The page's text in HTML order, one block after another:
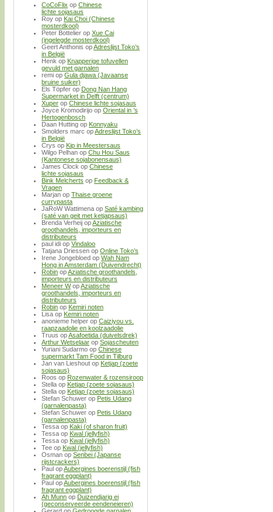
CoCoFlix op Chinese
lichte sojasaus
Roy op Kai Choi (Chinese
mosterdkool)
Peter Bottelier op Xue Cai
(ingelegde mosterdkool)
Geert Anthonis opAdreslijst Toko’s
in België
Henk op Knapperige tofuvellen
gevuld met garnalen
remi op Gula djawa (Javaanse
bruine suiker)
Els Töpfer op Dong Nan Hang
Supermarket in Delft (centrum)
Xuper op Chinese lichte sojasaus
Joyce Kromodirijo op Oriental in ’s
Hertogenbosch
Daan Hutting op Konnyaku
Smolders marc opAdreslijst Toko’s
in België
Crys op Kip in Meestersaus
Wilgo Pelhan op Chu Hou Saus
(Kantonese sojabonensaus)
James Clock op Chinese
lichte sojasaus
Bink Melcherts op Feedback &
Vragen
Marjan op Thaise groene
currypasta
JaRoW Wattimena op Saté kambing
(saté van geit met ketjapsaus)
Brenda Verheij opAziatische
groothandels, importeurs en
distributeurs
paul idi op Vindaloo
Tatjana Driessen op Online Toko’s
Irene Jongebloed op Wah Nam
Hong in Amsterdam (Duivendrecht)
Robin opAziatische groothandels,
importeurs en distributeurs
Meneer WopAziatische
groothandels, importeurs en
distributeurs
Robin op Kemiri noten
Lisa op Kemiri noten
anonieme helper op Caiziyou vs.
raapzaadolie en koolzaadolie
Truus opAsafoetida (duivelsdrek)
Arthur Wetselaar op Sojascheuten
Yuriani Sudarmo op Chinese
supermarkt Tam Food in Tilburg
Jan van Lieshout op Ketjap (zoete
sojasaus)
Roos op Rozenwater & rozensiroop
Stella op Ketjap (zoete sojasaus)
Stella op Ketjap (zoete sojasaus)
Stefan Schuwer op Petis Udang
(garnalenpasta)
Stefan Schuwer op Petis Udang
(garnalenpasta)
Tessa op Kaki (of sharon fruit)
Tessa op Kwal (jellyfish)
Tessa op Kwal (jellyfish)
Tee op Kwal (jellyfish)
Osman op Senbei (Japanse
rijstcrackers)
Paul opAubergines boerenstijl (fish
fragrant eggplant)
Paul opAubergines boerenstijl (fish
fragrant eggplant)
Ah Munn op Duizendjarig ei
(geconserveerde eendeneieren)